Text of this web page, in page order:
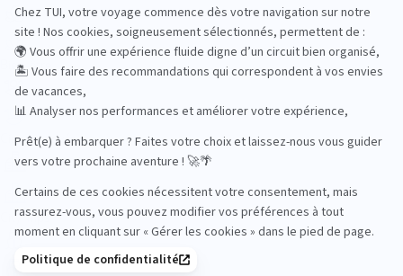
Bien-être
Circuits privés
City Trips